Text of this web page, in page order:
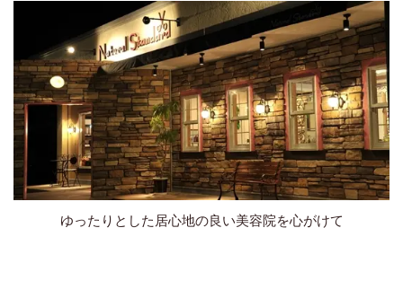
ゆったりとした居心地の良い美容院を心がけて